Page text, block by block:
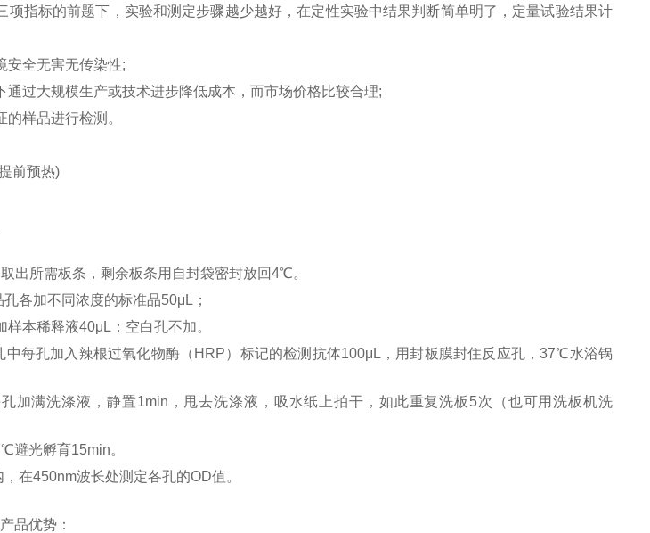
项指标的前题下，实验和测定步骤越少越好，在定性实验中结果判断简单明了，定量试验结果计
安全无害无传染性;
过大规模生产或技术进步降低成本，而市场价格比较合理;
样品进行检测。
前预热)
出所需板条，剩余板条用自封袋密封放回4℃。
孔各加不同浓度的标准品50μL；
样本稀释液40μL； 空白孔不加。
中每孔加入辣根过氧化物酶（ HRP）标记的检测抗体100μL，用封板膜封住反应孔，37℃水浴锅
加满洗涤液，静置1min，甩去洗涤液，吸水纸上拍干，如此重复洗板5次（也可用洗板机洗
避光孵育15min。
在450nm波长处测定各孔的OD值。
品优势：